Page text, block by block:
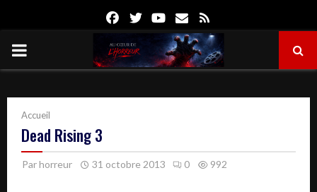
FacebookTwitterYoutube
Email
PRIMARY
Accueil
Dead Rising 3
Parhorreur 31 octobre 2013 0 992